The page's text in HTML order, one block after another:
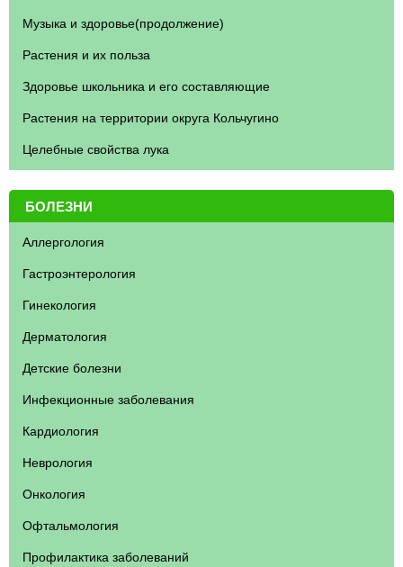
Музыка и здоровье(продолжение)
Растения и их польза
Здоровье школьника и его составляющие
Растения на территории округа Кольчугино
Целебные свойства лука
БОЛЕЗНИ
Аллергология
Гастроэнтерология
Гинекология
Дерматология
Детские болезни
Инфекционные заболевания
Кардиология
Неврология
Онкология
Офтальмология
Профилактика заболеваний